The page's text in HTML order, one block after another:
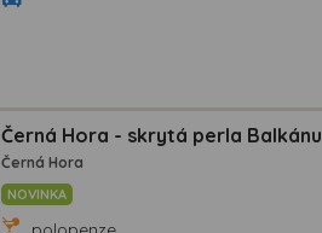
Černá Hora - skrytá perla Balkánu
Černá Hora
NOVINKA